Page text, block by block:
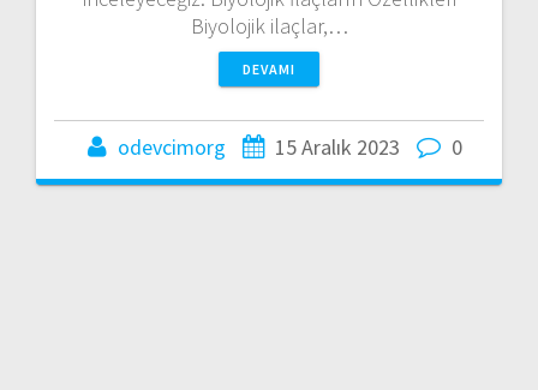
Biyolojik ilaçlar,…
DEVAMI
odevcimorg 15 Aralık 2023 0